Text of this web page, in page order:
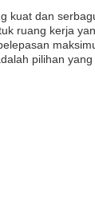
kuat dan
ruang kerja
pilihan